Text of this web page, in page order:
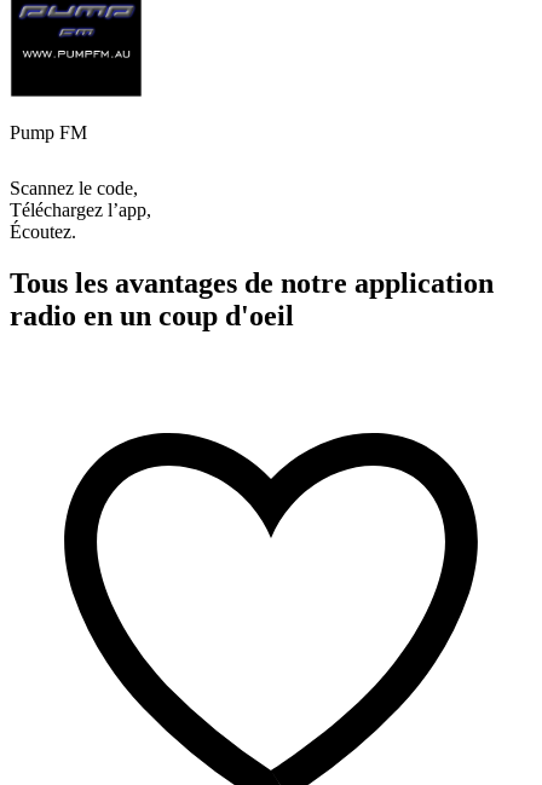
Pump FM
Scannez le code,
Téléchargez l’app,
Écoutez.
Tous les avantages de notre application
radio en un coup d'oeil